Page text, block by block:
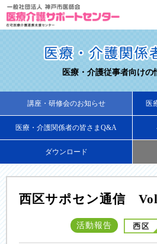
医療・介護従事者向けの
講座・研修会のお知らせ 医
医療・介護関係者の皆さまQ&A
ダウンロード
西区サポセン通信
活動報告